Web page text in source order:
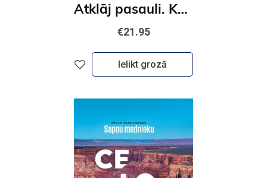
Atklāj pasauli. Kā sākt ceļot patstāvīgi
€21.95
Ielikt grozā